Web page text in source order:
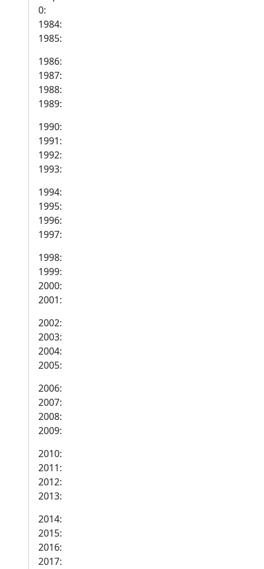
0:
1984:
1985:
1986:
1987:
1988:
1989:
1990:
1991:
1992:
1993:
1994:
1995:
1996:
1997:
1998:
1999:
2000:
2001:
2002:
2003:
2004:
2005:
2006:
2007:
2008:
2009:
2010:
2011:
2012:
2013:
2014:
2015:
2016:
2017: